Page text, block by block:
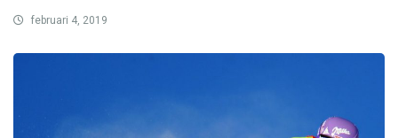
februari 4, 2019